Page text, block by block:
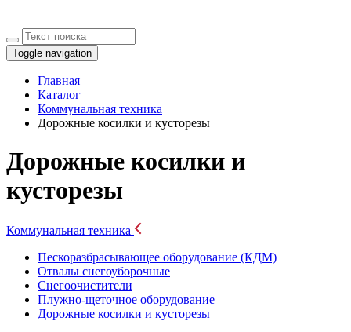
Toggle navigation
Главная
Каталог
Коммунальная техника
Дорожные косилки и кусторезы
Дорожные косилки и
кусторезы
Коммунальная техника
Пескоразбрасывающее оборудование (КДМ)
Отвалы снегоуборочные
Снегоочистители
Плужно-щеточное оборудование
Дорожные косилки и кусторезы